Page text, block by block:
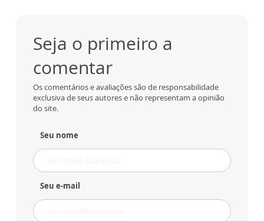
Seja o primeiro a
comentar
Os comentários e avaliações são de responsabilidade
exclusiva de seus autores e não representam a opinião
do site.
Seu nome
Seu e-mail